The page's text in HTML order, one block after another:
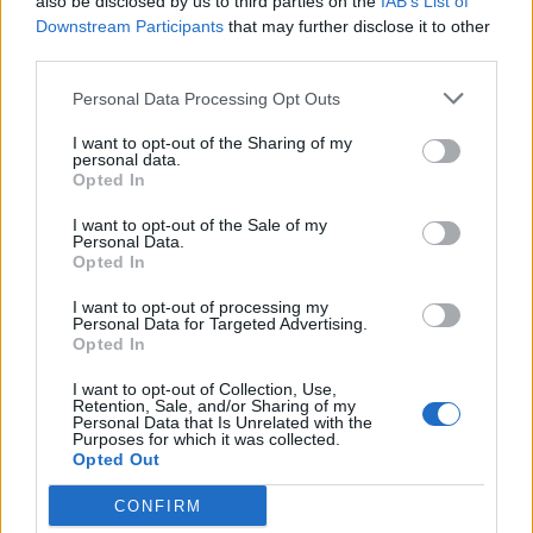
Downstream Participants that may further disclose it to other
Personal Data Processing Opt Outs
I want to opt-out of the Sharing of my
personal data.
Opted In
I want to opt-out of the Sale of my
Personal Data.
Opted In
I want to opt-out of processing my
Personal Data for Targeted Advertising.
Opted In
I want to opt-out of Collection, Use,
Retention, Sale, and/or Sharing of my
Personal Data that Is Unrelated with the
Purposes for which it was collected.
Opted Out
CONFIRM
TAIP PAT SKAITYKITE